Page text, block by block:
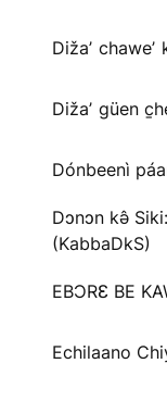
Dižaʼ
Dižaʼ güen
Dónbeenì
Dɔnɔn kə̂
(KabbaDkS)
EBƆRƐ BE
Echilaano